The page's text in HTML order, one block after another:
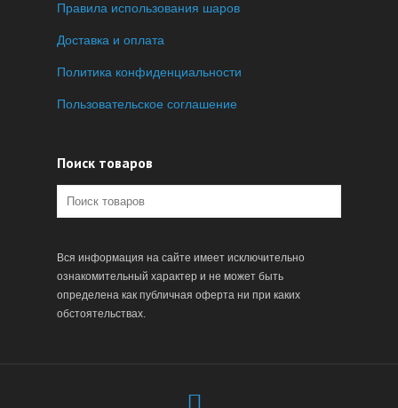
Правила использования шаров
Доставка и оплата
Политика конфиденциальности
Пользовательское соглашение
Поиск товаров
Вся информация на сайте имеет исключительно
ознакомительный характер и не может быть
определена как публичная оферта ни при каких
обстоятельствах.